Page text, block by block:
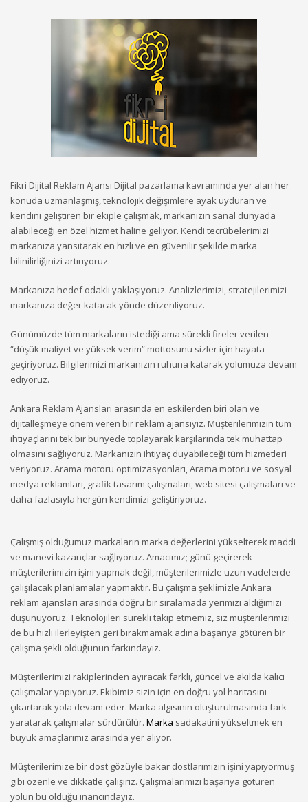
Fikri Dijital Reklam Ajansı Dijital pazarlama kavramında yer alan her
konuda uzmanlaşmış, teknolojik değişimlere ayak uyduran ve
kendini geliştiren bir ekiple çalışmak, markanızın sanal dünyada
alabileceği en özel hizmet haline geliyor. Kendi tecrübelerimizi
markanıza yansıtarak en hızlı ve en güvenilir şekilde marka
bilinilirliğinizi artırıyoruz.
Markanıza hedef odaklı yaklaşıyoruz. Analizlerimizi, stratejilerimizi
markanıza değer katacak yönde düzenliyoruz.
Günümüzde tüm markaların istediği ama sürekli fireler verilen
“düşük maliyet ve yüksek verim” mottosunu sizler için hayata
geçiriyoruz. Bilgilerimizi markanızın ruhuna katarak yolumuza devam
ediyoruz.
Ankara Reklam Ajansları arasında en eskilerden biri olan ve
dijitalleşmeye önem veren bir reklam ajansıyız. Müşterilerimizin tüm
ihtiyaçlarını tek bir bünyede toplayarak karşılarında tek muhattap
olmasını sağlıyoruz. Markanızın ihtiyaç duyabileceği tüm hizmetleri
veriyoruz. Arama motoru optimizasyonları, Arama motoru ve sosyal
medya reklamları, grafik tasarım çalışmaları, web sitesi çalışmaları ve
daha fazlasıyla hergün kendimizi geliştiriyoruz.
Çalışmış olduğumuz markaların marka değerlerini yükselterek maddi
ve manevi kazançlar sağlıyoruz. Amacımız; günü geçirerek
müşterilerimizin işini yapmak değil, müşterilerimizle uzun vadelerde
çalışılacak planlamalar yapmaktır. Bu çalışma şeklimizle Ankara
reklam ajansları arasında doğru bir sıralamada yerimizi aldığımızı
düşünüyoruz. Teknolojileri sürekli takip etmemiz, siz müşterilerimizi
de bu hızlı ilerleyişten geri bırakmamak adına başarıya götüren bir
çalışma şekli olduğunun farkındayız.
Müşterilerimizi rakiplerinden ayıracak farklı, güncel ve akılda kalıcı
çalışmalar yapıyoruz. Ekibimiz sizin için en doğru yol haritasını
çıkartarak yola devam eder. Marka algısının oluşturulmasında fark
yaratarak çalışmalar sürdürülür. Marka sadakatini yükseltmek en
büyük amaçlarımız arasında yer alıyor.
Müşterilerimize bir dost gözüyle bakar dostlarımızın işini yapıyormuş
gibi özenle ve dikkatle çalışırız. Çalışmalarımızı başarıya götüren
yolun bu olduğu inancındayız.